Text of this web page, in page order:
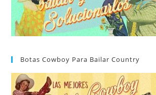
Botas Cowboy Para Bailar Country